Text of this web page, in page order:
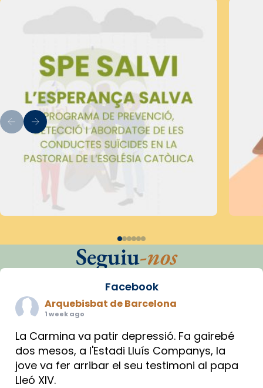
Seguiu-nos
Facebook
Arquebisbat de Barcelona
1 week ago
La Carmina va patir depressió. Fa gairebé
dos mesos, a l'Estadi Lluís Companys, la
jove va fer arribar el seu testimoni al papa
Lleó XIV.